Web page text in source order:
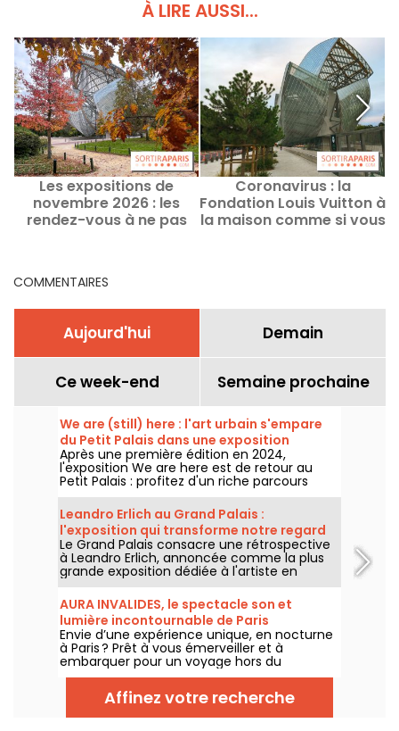
À LIRE AUSSI...
Les expositions de
novembre 2026 : les
rendez-vous à ne pas
Coronavirus : la
Fondation Louis Vuitton à
la maison comme si vous
COMMENTAIRES
Aujourd'hui Demain
Ce week-end Semaine prochaine
We are (still) here : l'art urbain s'empare
du Petit Palais dans une exposition
gratuite cet été
Après une première édition en 2024,
l'exposition We are here est de retour au
Petit Palais : profitez d'un riche parcours
d'art urbain en plein cœur du musée des
Beaux-Arts. L'exposition est visible
gratuitement du 20 juin au 20 septembre
2026.
Leandro Erlich au Grand Palais :
l'exposition qui transforme notre regard
sur le réel - nos photos
Le Grand Palais consacre une rétrospective
à Leandro Erlich, annoncée comme la plus
grande exposition dédiée à l'artiste en
Europe ! Rendez-vous du 2 juin au 6
septembre 2026 pour découvrir l'univers
singulier de Leandro Erlich, connu pour ses
installations qui brouillent nos repères et
notre perception dans l'espace public.
AURA INVALIDES, le spectacle son et
lumière incontournable de Paris
Envie d’une expérience unique, en nocturne
à Paris ? Prêt à vous émerveiller et à
embarquer pour un voyage hors du
temps dans un lieu mythique du patrimoine
? Courrez découvrir AURA INVALIDES, un
spectacle son et lumière, pour découvrir
l’iconique Dôme des Invalides, à la tombée
Affinez votre recherche